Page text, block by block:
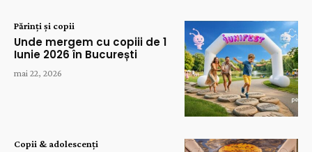
Părinți și copii
Unde mergem cu copiii de 1
Iunie 2026 în București
mai 22, 2026
Copii & adolescenți